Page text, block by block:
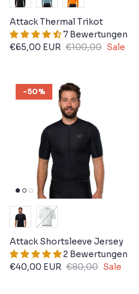
Attack Thermal Trikot
7 Bewertungen
€65,00 EUR €100,00 Sale
-50%
Attack Shortsleeve Jersey
2 Bewertungen
€40,00 EUR €80,00 Sale